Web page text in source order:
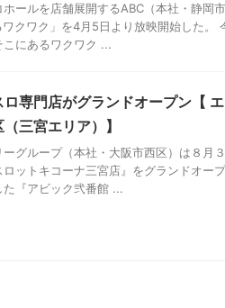
ールを店舗展開するABC（本社・静岡
クワク」を4月5日より放映開始した。
にあるワクワク ...
ロ専門店がグランドオープン【
三宮エリア）】
グループ（本社・大阪市西区）は８月
ットキコーナ三宮店』をグランドオー
『アビック弐番館 ...